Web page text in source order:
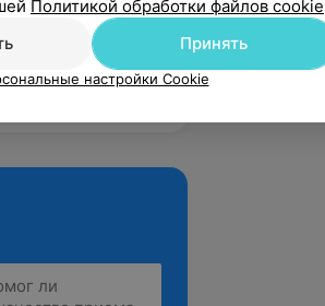
На массажных
терапию,
физическим
клиента.
Политикой обработки файлов cookie
Принять
настройки Cookie